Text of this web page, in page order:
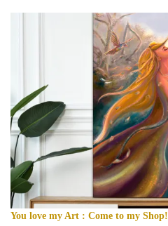
You love my Art : Come to my Shop!